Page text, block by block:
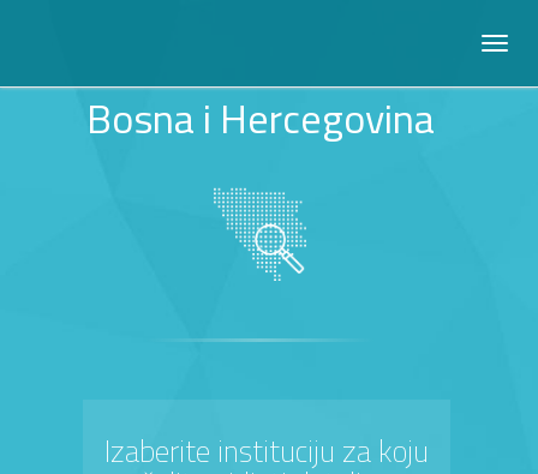
Bosna i Hercegovina
Izaberite instituciju za koju